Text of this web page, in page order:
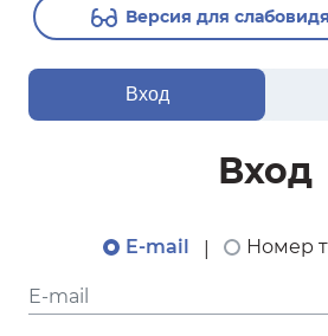
Версия для
Вход
Вход
E-mail Номер